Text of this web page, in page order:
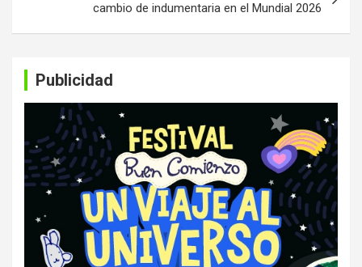
cambio de indumentaria en el Mundial 2026
Publicidad